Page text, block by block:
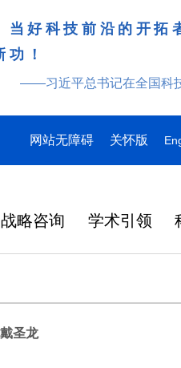
好科技前沿的开拓
！
——习近平总书记在全国科
网站无障碍 关怀版
战略咨询 学术引领
戴圣龙